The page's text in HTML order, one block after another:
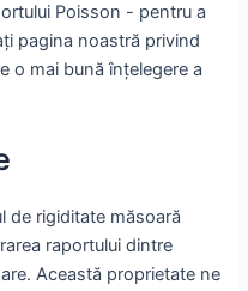
Poisson - pentru a
pagina noastră privind
o mai bună înțelegere a
de rigiditate măsoară
raportului dintre
Această proprietate ne